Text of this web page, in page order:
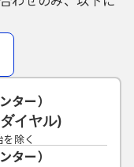
ター）
イヤル)
除く
ター）